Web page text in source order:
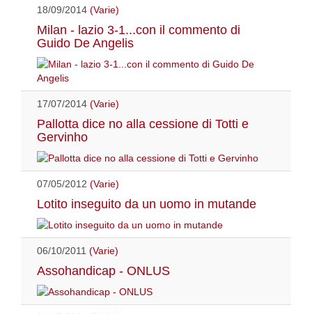
18/09/2014 (Varie)
Milan - lazio 3-1...con il commento di
Guido De Angelis
17/07/2014 (Varie)
Pallotta dice no alla cessione di Totti e
Gervinho
07/05/2012 (Varie)
Lotito inseguito da un uomo in mutande
06/10/2011 (Varie)
Assohandicap - ONLUS